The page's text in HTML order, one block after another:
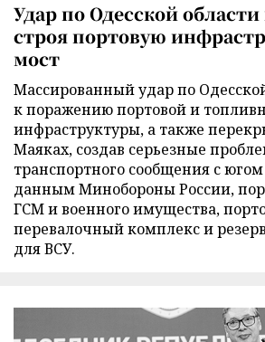
Удар по Одесской
строя портовую
мост
Массированный удар по
к поражению портовой и
инфраструктуры, а также
Маяках, создав серьезные
транспортного сообщения с
данным Минобороны России,
ГСМ и военного имущества,
перевалочный комплекс и
для ВСУ.